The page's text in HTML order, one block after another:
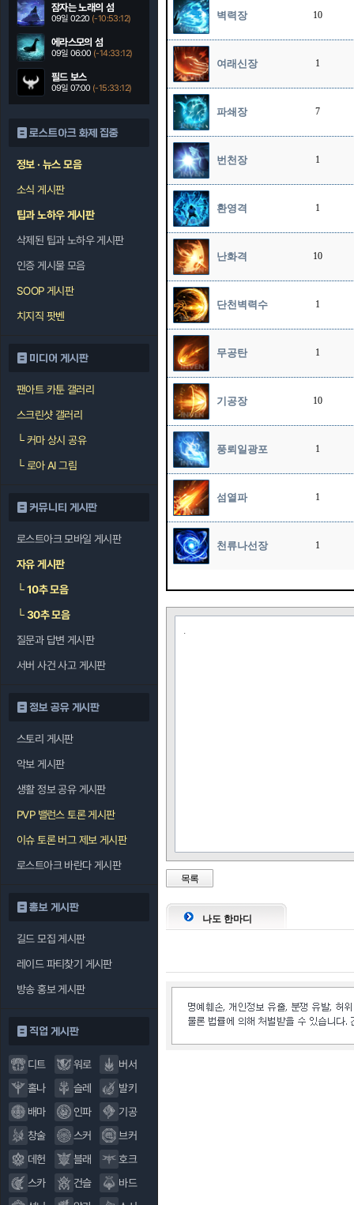
잠자는 노래의 섬
09일 02:20 (-10:53:11)
에라스모의 섬
09일 06:00 (-14:33:11)
필드 보스
09일 07:00 (-15:33:11)
로스트아크 화제 집중
정보 · 뉴스 모음
소식 게시판
팁과 노하우 게시판
삭제된 팁과 노하우 게시판
인증 게시물 모음
SOOP 게시판
치지직 팟벤
미디어 게시판
팬아트 카툰 갤러리
스크린샷 갤러리
└커마 상시 공유
└로아 AI 그림
커뮤니티 게시판
로스트아크 모바일 게시판
자유 게시판
└10추 모음
└30추 모음
질문과 답변 게시판
서버 사건 사고 게시판
정보 공유 게시판
스토리 게시판
악보 게시판
생활 정보 공유 게시판
PVP 밸런스 토론 게시판
이슈 토론 버그 제보 게시판
로스트아크 바란다 게시판
홍보 게시판
길드 모집 게시판
레이드 파티찾기 게시판
방송 홍보 게시판
직업 게시판
디트 워로
버서
홀나
슬레
발키
배마
인파
기공
창술
스커
브커
데헌
블래
호크
스카
건슬
바드
벽력장 10
여래신장 1
파쇄장 7
번천장 1
환영격 1
난화격 10
단천벽력수 1
무공탄 1
기공장 10
풍뢰일광포 1
섬열파 1
천류나선장 1
.
목록
나도 한마디